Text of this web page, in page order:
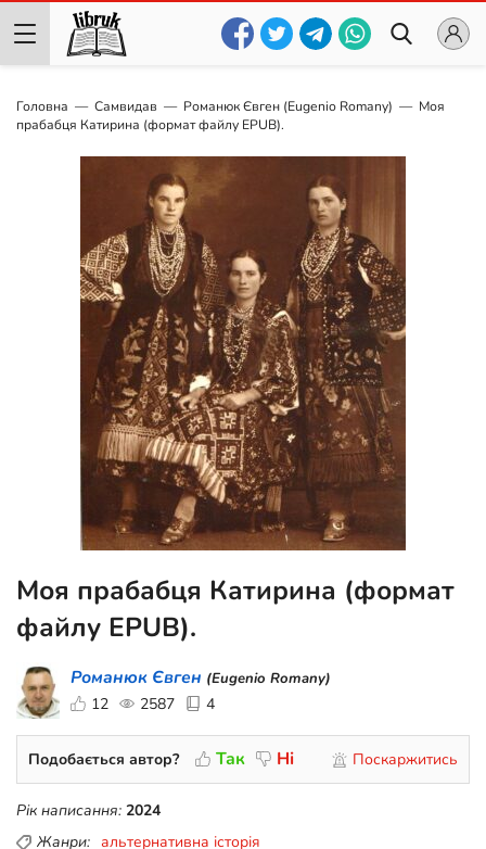
Головна Самвидав Романюк Євген (Eugenio Romany)
Моя
прабабця Катирина (формат файлу EPUB).
Моя прабабця Катирина (формат
файлу EPUB).
Романюк Євген (Eugenio Romany)
12 2587 4
Подобається автор? Так Ні Поскаржитись
Рік написання: 2024
Жанри: альтернативна історія